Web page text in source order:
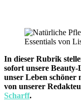
In dieser Rubrik stellen wir & Friends of Peppermynta ab
sofort unsere
unser Leben schöner
von unserer
Scharff.